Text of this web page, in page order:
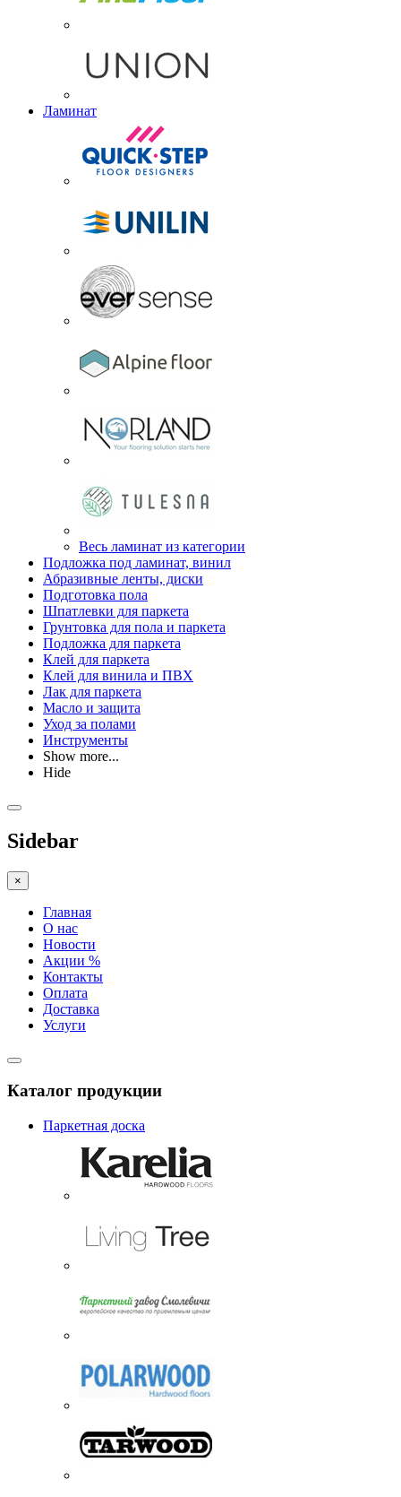
Ламинат
Весь ламинат из категории
Подложка под ламинат, винил
Абразивные ленты, диски
Подготовка пола
Шпатлевки для паркета
Грунтовка для пола и паркета
Подложка для паркета
Клей для паркета
Клей для винила и ПВХ
Лак для паркета
Масло и защита
Уход за полами
Инструменты
Show more...
Hide
Sidebar
×
Главная
О нас
Новости
Акции %
Контакты
Оплата
Доставка
Услуги
Каталог продукции
Паркетная доска